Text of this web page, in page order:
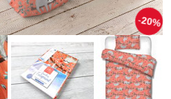
20%